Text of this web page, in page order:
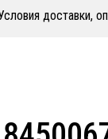
доставки,